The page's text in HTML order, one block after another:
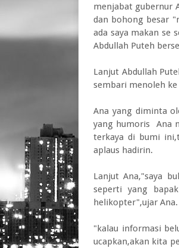
menjabat gubernur
dan bohong besar
ada saya makan se
Abdullah Puteh
Lanjut Abdullah
sembari menoleh ke
Ana yang diminta
yang humoris Ana
terkaya di bumi
aplaus hadirin.
Lanjut Ana,"saya
seperti yang
helikopter",ujar Ana.
"kalau informasi
ucapkan,akan kita